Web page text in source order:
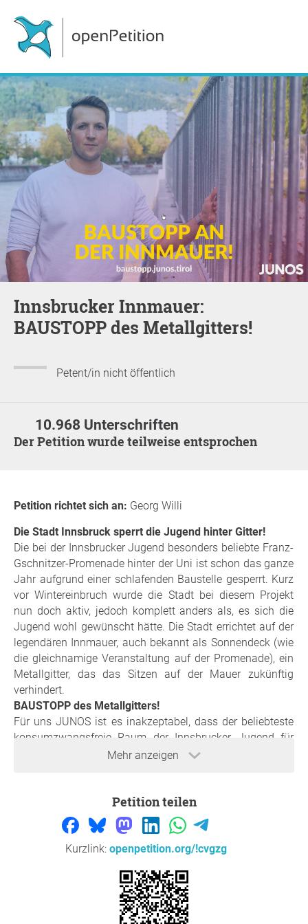
Innsbrucker Innmauer:
BAUSTOPP des Metallgitters!
Petent/in nicht öffentlich
10.968 Unterschriften
Der Petition wurde teilweise entsprochen
Mehr anzeigen
Petition richtet sich an: Georg Willi
Die Stadt Innsbruck sperrt die Jugend hinter Gitter!
Die bei der Innsbrucker Jugend besonders beliebte Franz-
Gschnitzer-Promenade hinter der Uni ist schon das ganze
Jahr aufgrund einer schlafenden Baustelle gesperrt. Kurz
vor Wintereinbruch wurde die Stadt bei diesem Projekt
nun doch aktiv, jedoch komplett anders als, es sich die
Jugend wohl gewünscht hätte. Die Stadt errichtet auf der
legendären Innmauer, auch bekannt als Sonnendeck (wie
die gleichnamige Veranstaltung auf der Promenade), ein
Metallgitter, das das Sitzen auf der Mauer zukünftig
verhindert.
BAUSTOPP des Metallgitters!
Für uns JUNOS ist es inakzeptabel, dass der beliebteste
konsumzwangsfreie Raum der Innsbrucker Jugend für
einen so langen Zeitraum gesperrt ist, und nun sogar
die JUNOS, zur Initiative: "Die Stadt darf die Jugend nicht
hinter Gitter sperren! Was liegt, das pickt - wenn das Gitter
einmal fertig gebaut ist, bleibt es auch! Und wenn das
Gitter kommt, geht die Jugendkultur. Daher haben wir
Baustopp des Metallgitters auf der Innmauer zu erwirken."
Fordere mit uns gemeinsam die Stadt auf, die
Aufenthaltsqualität der Innpromenade zu verbessern,
Petition teilen
Kurzlink: openpetition.org/!cvgzg